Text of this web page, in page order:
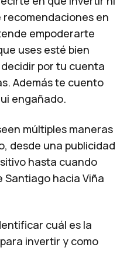
en
empoderarte
uses esté bien
por tu cuenta
Además te cuento
engañado.
múltiples maneras
desde una publicidad
hasta cuando
Santiago hacia Viña
cuál es la
invertir y como